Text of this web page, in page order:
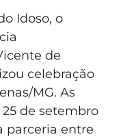
Idoso, o
de
celebração
MG. As
de setembro
parceria entre